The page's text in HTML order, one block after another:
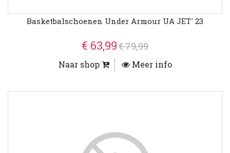
Basketbalschoenen Under Armour UA JET' 23
€ 63,99€ 79,99
Naar shop Meer info